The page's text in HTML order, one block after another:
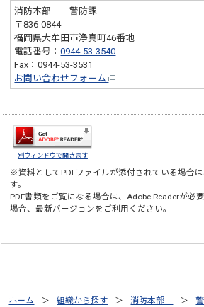
消防本部 警防課
〒836-0844
福岡県大牟田市浄真町46番地
電話番号：0944-53-3540
Fax：0944-53-3531
お問い合わせフォーム
別ウィンドウで開きます
※資料としてPDFファイルが添付されている場合
す。
PDF書類をご覧になる場合は、Adobe Readerが必
場合、最新バージョンをご利用ください。
ホーム 組織から探す 消防本部